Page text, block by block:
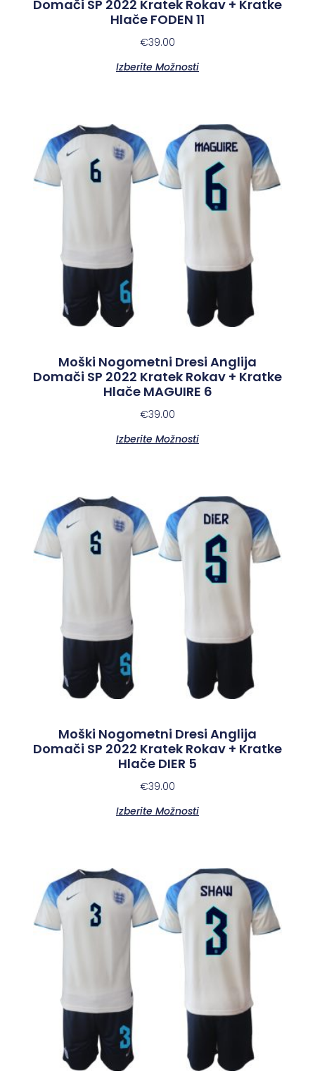
Domači SP 2022 Kratek Rokav + Kratke
Hlače FODEN 11
€39.00
Izberite Možnosti
Moški Nogometni Dresi Anglija
Domači SP 2022 Kratek Rokav + Kratke
Hlače MAGUIRE 6
€39.00
Izberite Možnosti
Moški Nogometni Dresi Anglija
Domači SP 2022 Kratek Rokav + Kratke
Hlače DIER 5
€39.00
Izberite Možnosti